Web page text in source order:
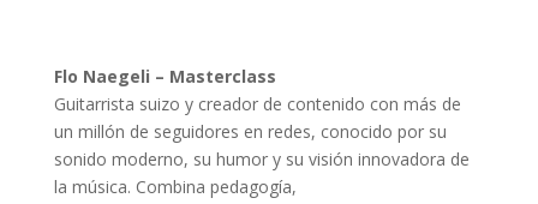
Flo Naegeli – Masterclass
Guitarrista suizo y creador de contenido con más de
un millón de seguidores en redes, conocido por su
sonido moderno, su humor y su visión innovadora de
la música. Combina pedagogía,